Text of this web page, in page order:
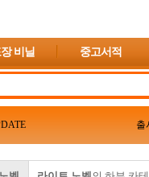
비닐 중고서적
출